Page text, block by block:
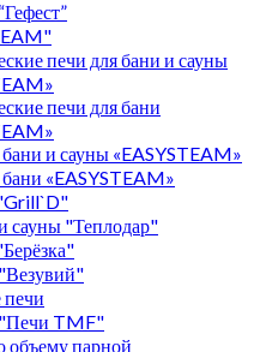
печи для бани и сауны
печи для бани
и сауны «EASYSTEAM»
«EASYSTEAM»
сауны "Теплодар"
печи
"Печи TMF"
объему парной